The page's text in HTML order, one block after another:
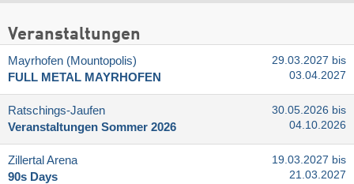
Veranstaltungen
Mayrhofen (Mountopolis)
FULL METAL MAYRHOFEN
29.03.2027 bis
03.04.2027
Ratschings-Jaufen
Veranstaltungen Sommer 2026
30.05.2026 bis
04.10.2026
Zillertal Arena
90s Days
19.03.2027 bis
21.03.2027